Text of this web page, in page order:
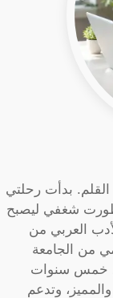
بدأت رحلتي
شغفي ليصبح
العربي من
من الجامعة
خمس سنوات
وتدعم